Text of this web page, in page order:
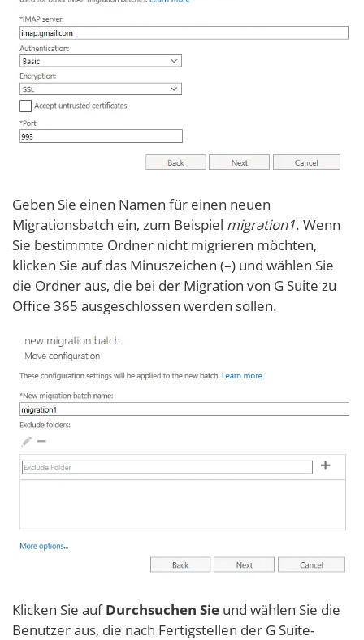
Geben Sie einen Namen für einen neuen
Migrationsbatch ein, zum Beispiel migration1. Wenn
Sie bestimmte Ordner nicht migrieren möchten,
klicken Sie auf das Minuszeichen (–) und wählen Sie
die Ordner aus, die bei der Migration von G Suite zu
Office 365 ausgeschlossen werden sollen.
Klicken Sie aufDurchsuchen Sie und wählen Sie die
Benutzer aus, die nach Fertigstellen der G Suite-